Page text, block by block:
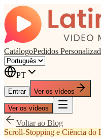
CatálogoPedidos
PT
Entrar Ver os vídeos
Ver os vídeos
Voltar ao Blog
Scroll-Stopping e Ciência do